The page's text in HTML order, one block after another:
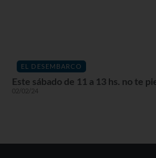
EL DESEMBARCO
Este sábado de 11 a 13 hs. no te
02/02/24